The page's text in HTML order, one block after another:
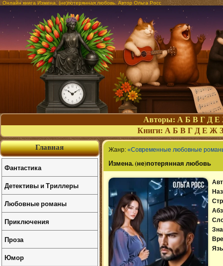
Онлайн книга Измена. (не)потерянная любовь. Автор Ольга Росс
Авторы: А Б В Г Д Е
Книги: А Б В Г Д Е Ж З
Жанр: «Современные любовные
Измена. (не)потерянная любовь
Главная
Фантастика
Детективы и Триллеры
Любовные романы
Приключения
Проза
Юмор